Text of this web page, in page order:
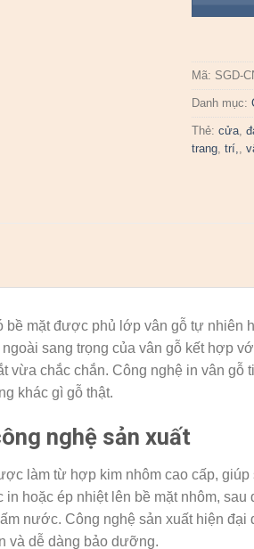
Mã: SGD-
Danh mục:
Thẻ:cửa,
trang,trí,,
bề mặt được phủ lớp vân gỗ tự nhiên
sang trọng của vân gỗ kết hợp
vừa chắc chắn. Công nghệ in vân gỗ
khác gì gỗ thật.
nghệ sản xuất
làm từ hợp kim nhôm cao cấp,
hoặc ép nhiệt lên bề mặt nhôm,
nước. Công nghệ sản xuất hiện đại
và dễ dàng bảo dưỡng.